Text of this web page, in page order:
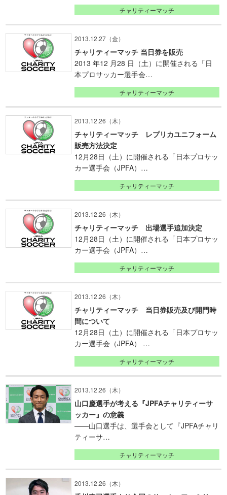
チャリティーマッチ
2013.12.27（金）
チャリティーマッチ 当日券を販売
2013 年12 月28 日（土）に開催される「日
本プロサッカー選手会…
チャリティーマッチ
2013.12.26（木）
チャリティーマッチ レプリカユニフォーム
販売方法決定
12月28日（土）に開催される「日本プロサッ
カー選手会（JPFA）…
チャリティーマッチ
2013.12.26（木）
チャリティーマッチ 出場選手追加決定
12月28日（土）に開催される「日本プロサッ
カー選手会（JPFA）…
チャリティーマッチ
2013.12.26（木）
チャリティーマッチ 当日券販売及び開門時
間について
12月28日（土）に開催される「日本プロサッ
カー選手会（JPFA） …
チャリティーマッチ
2013.12.26（木）
山口慶選手が考える『JPFAチャリティーサ
ッカー』の意義
——山口選手は、選手会として『JPFAチャリ
ティーサ…
チャリティーマッチ
2013.12.26（木）